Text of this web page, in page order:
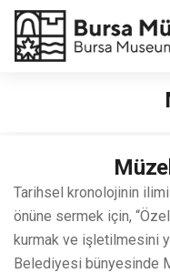
Enabled
Tarihsel kronolojinin
önüne sermek için,
kurmak ve işletilmesini
Belediyesi bünyesinde